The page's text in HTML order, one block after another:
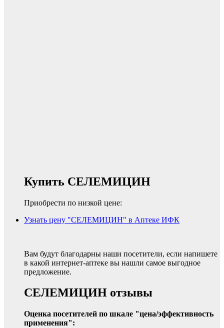
Купить СЕЛЕМИЦИН
Приобрести по низкой цене:
Узнать цену "СЕЛЕМИЦИН" в Аптеке ИФК
Вам будут благодарны наши посетители, если напишете
в какой интернет-аптеке вы нашли самое выгодное
предложение.
СЕЛЕМИЦИН отзывы
Оценка посетителей по шкале "цена/эффективность
применения":